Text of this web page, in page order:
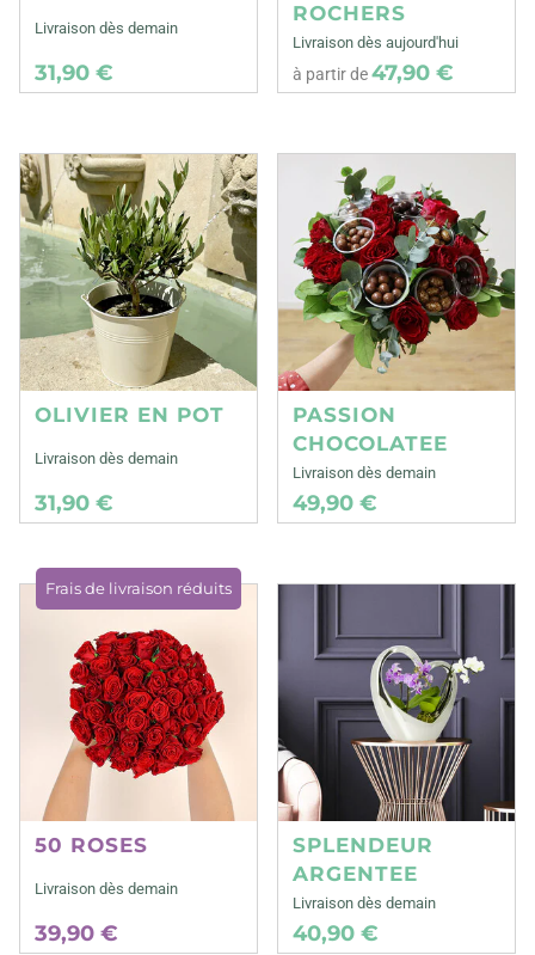
Livraison dès demain
31,90 €
ROCHERS
Livraison dès aujourd'hui
à partir de47,90 €
OLIVIER EN POT
Livraison dès demain
31,90 €
PASSION
CHOCOLATEE
Livraison dès demain
49,90 €
Frais de livraison réduits
50 ROSES
Livraison dès demain
39,90 €
SPLENDEUR
ARGENTEE
Livraison dès demain
40,90 €